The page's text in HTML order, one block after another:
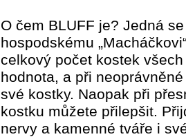
O čem BLUFF je? Jedná
hospodskému
celkový počet kostek
hodnota, a při
své kostky. Naopak při
kostku můžete přilepšit.
nervy a kamenné tváře i